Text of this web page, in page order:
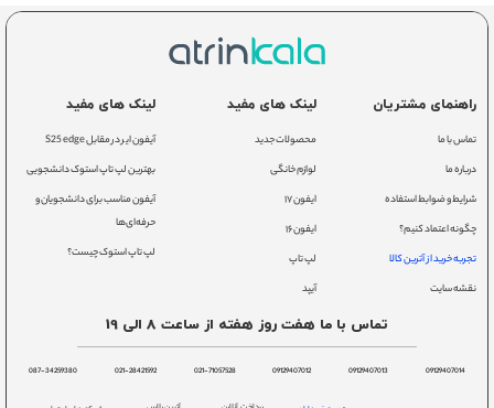
راهنمای مشتریان
تماس با ما
درباره ما
شرایط و ضوابط استفاده
چگونه اعتماد کنیم؟
تجربه خرید از آترین کالا
نقشه سایت
لینک های مفید
محصولات جدید
لوازم خانگی
ایفون ۱۷
ایفون ۱۶
لپ تاپ
آیپد
لینک های مفید
آیفون ایر در مقابل S25 edge
بهترین لپ تاپ استوک دانشجویی
آیفون مناسب برای دانشجویان و
حرفه‌ای‌ها
لپ تاپ استوک چیست؟
تماس با ما هفت روز هفته از ساعت 8 الی 19
09129407014
09129407013
09129407012
021-71057528
021-28421592
087-34259380